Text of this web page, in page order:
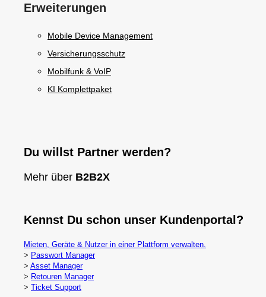
Erweiterungen
Mobile Device Management
Versicherungsschutz
Mobilfunk & VoIP
KI Komplettpaket
Du willst Partner werden?
Mehr über B2B2X
Kennst Du schon unser Kundenportal?
Mieten, Geräte & Nutzer in einer Plattform verwalten.
> Passwort Manager
> Asset Manager
> Retouren Manager
> Ticket Support